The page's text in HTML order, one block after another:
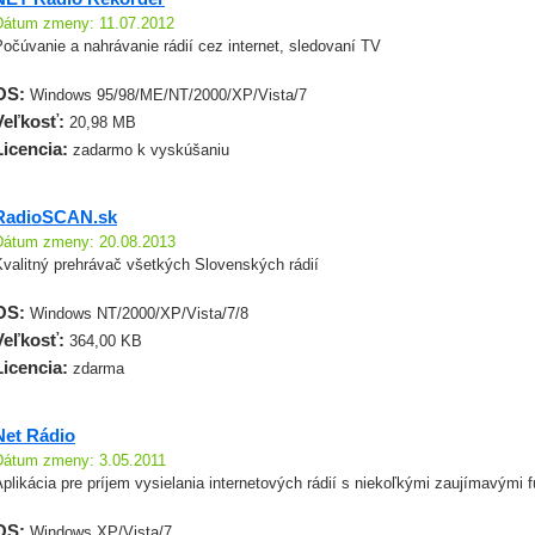
zmeny: 11.07.2012
a nahrávanie rádií cez internet, sledovaní TV
Windows 95/98/ME/NT/2000/XP/Vista/7
20,98 MB
zadarmo k vyskúšaniu
zmeny: 20.08.2013
prehrávač všetkých Slovenských rádií
Windows NT/2000/XP/Vista/7/8
364,00 KB
zdarma
Rádio
zmeny: 3.05.2011
pre príjem vysielania internetových rádií s niekoľkými zaujímavými